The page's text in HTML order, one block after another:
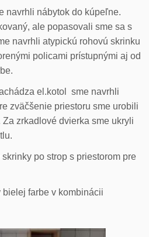
navrhli nábytok do kúpeľne.
ale popasovali sme sa s
navrhli atypickú rohovú skrinku
policami prístupnými aj od
el.kotol sme navrhli
zväčšenie priestoru sme urobili
zrkadlové dvierka sme ukryli
po strop s priestorom pre
bielej farbe v kombinácii